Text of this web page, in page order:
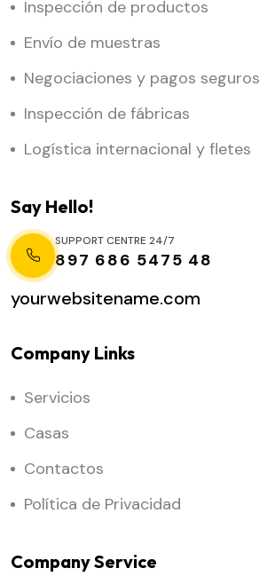
Inspección de productos
Envío de muestras
Negociaciones y pagos seguros
Inspección de fábricas
Logística internacional y fletes
Say Hello!
SUPPORT CENTRE 24/7
897 686 5475 48
yourwebsitename.com
Company Links
Servicios
Casas
Contactos
Política de Privacidad
Company Service